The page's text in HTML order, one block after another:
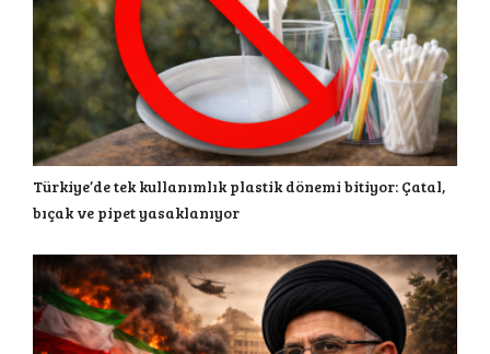
Türkiye’de tek kullanımlık plastik dönemi bitiyor: Çatal,
bıçak ve pipet yasaklanıyor